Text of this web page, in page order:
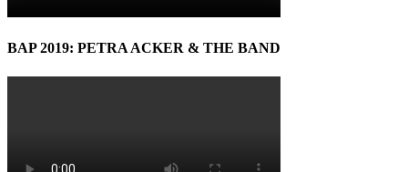
BAP 2019: PETRA ACKER & THE BAND